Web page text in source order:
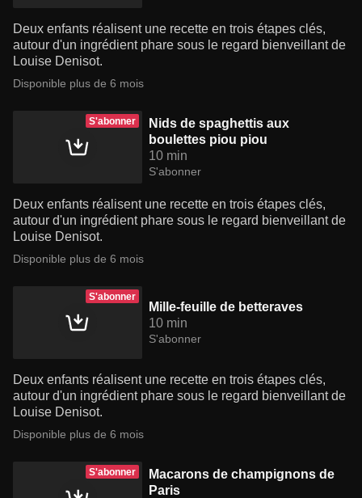
Deux enfants réalisent une recette en trois étapes clés,
autour d'un ingrédient phare sous le regard bienveillant de
Louise Denisot.
Disponible plus de 6 mois
S'abonner
Nids de spaghettis aux
boulettes piou piou
10 min
S'abonner
Deux enfants réalisent une recette en trois étapes clés,
autour d'un ingrédient phare sous le regard bienveillant de
Louise Denisot.
Disponible plus de 6 mois
S'abonner
Mille-feuille de betteraves
10 min
S'abonner
Deux enfants réalisent une recette en trois étapes clés,
autour d'un ingrédient phare sous le regard bienveillant de
Louise Denisot.
Disponible plus de 6 mois
S'abonner
Macarons de champignons de
Paris